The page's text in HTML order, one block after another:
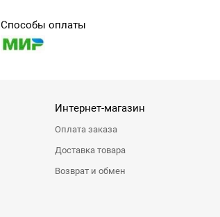
Способы оплаты
Интернет-магазин
Оплата заказа
Доставка товара
Возврат и обмен